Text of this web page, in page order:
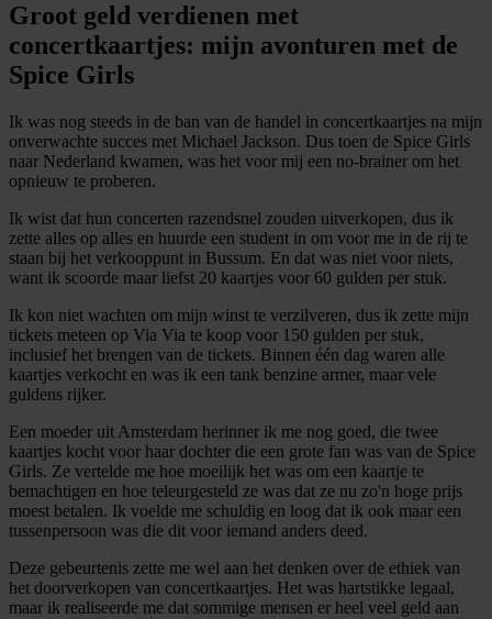
Groot geld verdienen met
concertkaartjes: mijn avonturen met de
Spice Girls
Ik was nog steeds in de ban van de handel in concertkaartjes na mijn
onverwachte succes met Michael Jackson. Dus toen de Spice Girls
naar Nederland kwamen, was het voor mij een no-brainer om het
opnieuw te proberen.
Ik wist dat hun concerten razendsnel zouden uitverkopen, dus ik
zette alles op alles en huurde een student in om voor me in de rij te
staan bij het verkooppunt in Bussum. En dat was niet voor niets,
want ik scoorde maar liefst 20 kaartjes voor 60 gulden per stuk.
Ik kon niet wachten om mijn winst te verzilveren, dus ik zette mijn
tickets meteen op Via Via te koop voor 150 gulden per stuk,
inclusief het brengen van de tickets. Binnen één dag waren alle
kaartjes verkocht en was ik een tank benzine armer, maar vele
guldens rijker.
Een moeder uit Amsterdam herinner ik me nog goed, die twee
kaartjes kocht voor haar dochter die een grote fan was van de Spice
Girls. Ze vertelde me hoe moeilijk het was om een kaartje te
bemachtigen en hoe teleurgesteld ze was dat ze nu zo'n hoge prijs
moest betalen. Ik voelde me schuldig en loog dat ik ook maar een
tussenpersoon was die dit voor iemand anders deed.
Deze gebeurtenis zette me wel aan het denken over de ethiek van
het doorverkopen van concertkaartjes. Het was hartstikke legaal,
maar ik realiseerde me dat sommige mensen er heel veel geld aan